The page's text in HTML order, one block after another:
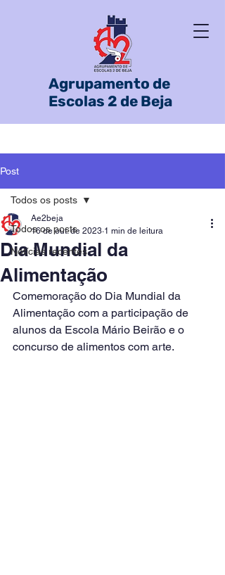
Agrupamento de
Escolas 2 de Beja
Post
Todos os posts
Notícias recentes
Todos os posts
Dia Mundial da
Alimentação
Ae2beja
16 de out. de 2023 1 min de leitura
Comemoração do Dia Mundial da
Alimentação com a participação de
alunos da Escola Mário Beirão e o
concurso de alimentos com arte.